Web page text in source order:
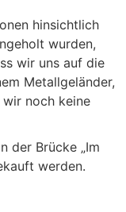
hinsichtlich
wurden,
wir uns auf die
Metallgeländer,
noch keine
der Brücke „Im
werden.